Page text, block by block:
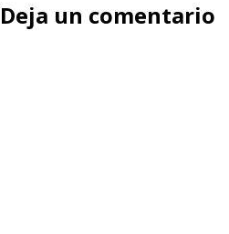
Deja un comentario